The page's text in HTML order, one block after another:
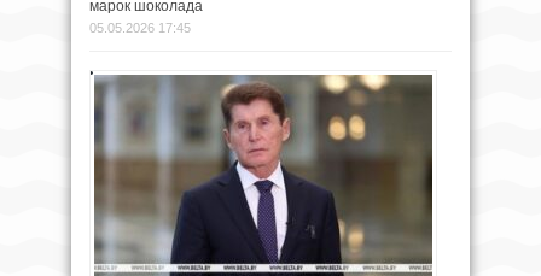
марок шоколада
05.05.2026 17:45